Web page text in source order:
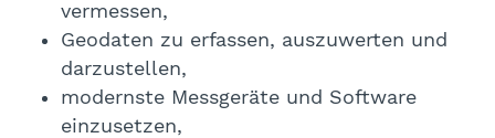
vermessen,
Geodaten zu erfassen, auszuwerten und
darzustellen,
modernste Messgeräte und Software
einzusetzen,